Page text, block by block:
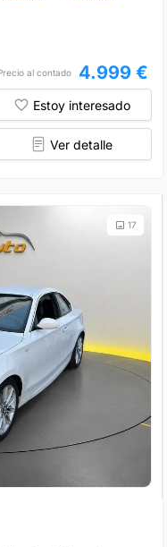
al contado 4.999 €
Estoy interesado
Ver detalle
17